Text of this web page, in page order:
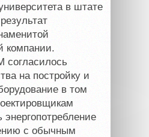
в штате
компании.
согласилось
на постройку и
в том
энергопотребление
с обычным